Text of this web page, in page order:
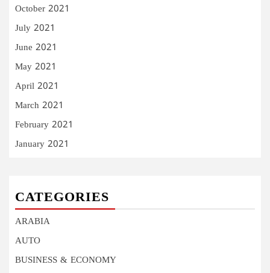
October 2021
July 2021
June 2021
May 2021
April 2021
March 2021
February 2021
January 2021
CATEGORIES
ARABIA
AUTO
BUSINESS & ECONOMY